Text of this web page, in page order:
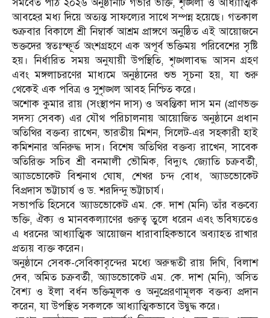
সমবেত পাঠ ২০২৬ অনুষ্ঠানটি গভীর ভক্তি, শৃঙ্খলা ও আধ্যাত্মিক
আবহের মধ্য দিয়ে অত্যন্ত সাফল্যের সাথে সম্পন্ন হয়েছে। গতকাল
শুক্রবার বিকালে শ্রী নিম্বার্ক আশ্রম প্রাঙ্গণে অনুষ্ঠিত এই আয়োজনে
ভক্তদের স্বতঃস্ফূর্ত অংশগ্রহণে এক অপূর্ব ভক্তিময় পরিবেশের সৃষ্টি
হয়। নির্ধারিত সময় অনুযায়ী উপস্থিতি, শৃঙ্খলাবদ্ধ আসন গ্রহণ
এবং মঙ্গলাচরণের মাধ্যমে অনুষ্ঠানের শুভ সূচনা হয়, যা শুরু
থেকেই এক পবিত্র ও সুশৃঙ্খল আবহ নিশ্চিত করে।
অশোক কুমার রায় (সংস্থাপন দাস) ও অবন্তিকা দাস মন (প্রাণভক্ত
সদস্য সেবক) এর যৌথ পরিচালনায় আয়োজিত অনুষ্ঠানে প্রধান
অতিথির বক্তব্য রাখেন, ভারতীয় মিশন, সিলেট-এর সহকারী হাই
কমিশনার অনিরুদ্ধ দাস। বিশেষ অতিথির বক্তব্য রাখেন, সাবেক
অতিরিক্ত সচিব শ্রী বনমালী ভৌমিক, বিদ্যুৎ জ্যোতি চক্রবর্তী,
অ্যাডভোকেট বিশ্বনাথ ঘোষ, শেখর চন্দ বোধ, অ্যাডভোকেট
বিপ্রদাস ভট্টাচার্য ও ড. শরদিন্দু ভট্টাচার্য।
সভাপতি হিসেবে অ্যাডভোকেট এম. কে. দাশ (মনি) তাঁর বক্তব্যে
ভক্তি, ঐক্য ও মানবকল্যাণের গুরুত্ব তুলে ধরেন এবং ভবিষ্যতেও
এ ধরনের আধ্যাত্মিক আয়োজন ধারাবাহিকভাবে অব্যাহত রাখার
প্রত্যয় ব্যক্ত করেন।
অনুষ্ঠানে সেবক-সেবিকাবৃন্দের মধ্যে অরুন্ধতী রায় দিঘি, বিলাশ
দেব, অমিত চক্রবর্তী, অ্যাডভোকেট এম. কে. দাশ (মনি), অসিত
বৈশ্য ও ইলা বর্ধন ভক্তিমূলক ও অনুপ্রেরণামূলক বক্তব্য প্রদান
করেন, যা উপস্থিত সকলকে আধ্যাত্মিকভাবে উদ্বুদ্ধ করে।